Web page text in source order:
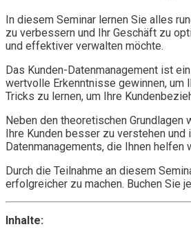
In diesem Seminar lernen Sie alles
zu verbessern und Ihr Geschäft zu
und effektiver verwalten möchte.
Das Kunden-Datenmanagement ist
wertvolle Erkenntnisse gewinnen,
Tricks zu lernen, um Ihre
Neben den theoretischen
Ihre Kunden besser zu verstehen
Datenmanagements, die Ihnen
Durch die Teilnahme an diesem
erfolgreicher zu machen. Buchen Sie
Inhalte: